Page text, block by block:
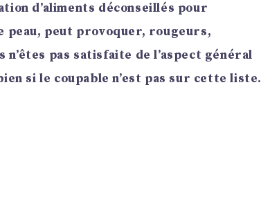
d’aliments déconseillés pour
peau, peut provoquer, rougeurs,
pas satisfaite de l’aspect général
si le coupable n’est pas sur cette liste.